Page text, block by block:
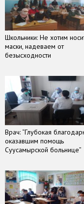
Школьники: Не хотим
маски, надеваем от
безысходности
Врач: “Глубокая
оказавшим помощь
Суусамырской больнице”